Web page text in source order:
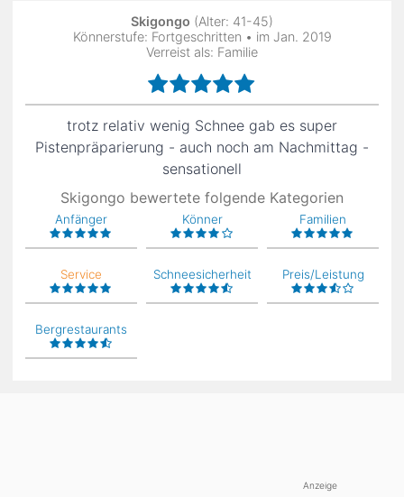
Skigongo (Alter: 41-45)
Könnerstufe: Fortgeschritten • im Jan. 2019
Verreist als: Familie
trotz relativ wenig Schnee gab es super
Pistenpräparierung - auch noch am Nachmittag -
sensationell
Skigongo bewertete folgende Kategorien
Anfänger Könner Familien
Service Schneesicherheit Preis/Leistung
Bergrestaurants
Anzeige